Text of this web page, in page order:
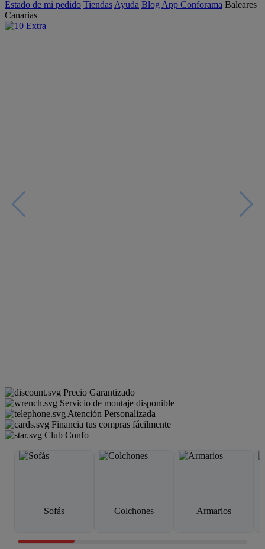
Estado de mi pedido Tiendas Ayuda Blog App Conforama Baleares
Canarias
Precio Garantizado
Servicio de montaje disponible
Atención Personalizada
Financia tus compras fácilmente
Club Confo
Sofás Colchones Armarios